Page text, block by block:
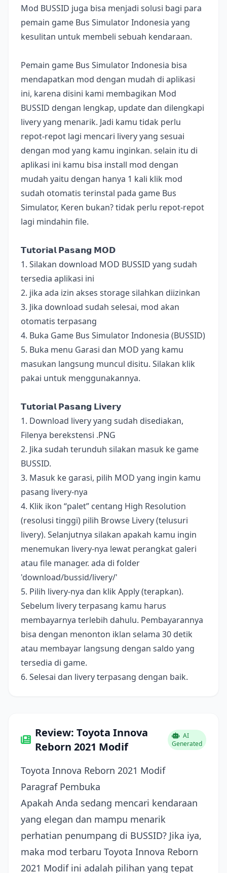
Mod BUSSID juga bisa menjadi solusi bagi para
pemain game Bus Simulator Indonesia yang
kesulitan untuk membeli sebuah kendaraan.
Pemain game Bus Simulator Indonesia bisa
mendapatkan mod dengan mudah di aplikasi
ini, karena disini kami membagikan Mod
BUSSID dengan lengkap, update dan dilengkapi
livery yang menarik. Jadi kamu tidak perlu
repot-repot lagi mencari livery yang sesuai
dengan mod yang kamu inginkan. selain itu di
aplikasi ini kamu bisa install mod dengan
mudah yaitu dengan hanya 1 kali klik mod
sudah otomatis terinstal pada game Bus
Simulator, Keren bukan? tidak perlu repot-repot
lagi mindahin file.
𝗧𝘂𝘁𝗼𝗿𝗶𝗮𝗹 𝗣𝗮𝘀𝗮𝗻𝗴 𝗠𝗢𝗗
1. Silakan download MOD BUSSID yang sudah
tersedia aplikasi ini
2. jika ada izin akses storage silahkan diizinkan
3. Jika download sudah selesai, mod akan
otomatis terpasang
4. Buka Game Bus Simulator Indonesia (BUSSID)
5. Buka menu Garasi dan MOD yang kamu
masukan langsung muncul disitu. Silakan klik
pakai untuk menggunakannya.
𝗧𝘂𝘁𝗼𝗿𝗶𝗮𝗹 𝗣𝗮𝘀𝗮𝗻𝗴 𝗟𝗶𝘃𝗲𝗿𝘆
1. Download livery yang sudah disediakan,
Filenya berekstensi .PNG
2. Jika sudah terunduh silakan masuk ke game
BUSSID.
3. Masuk ke garasi, pilih MOD yang ingin kamu
pasang livery-nya
4. Klik ikon “palet” centang High Resolution
(resolusi tinggi) pilih Browse Livery (telusuri
livery). Selanjutnya silakan apakah kamu ingin
menemukan livery-nya lewat perangkat galeri
atau file manager. ada di folder
'download/bussid/livery/'
5. Pilih livery-nya dan klik Apply (terapkan).
Sebelum livery terpasang kamu harus
membayarnya terlebih dahulu. Pembayarannya
bisa dengan menonton iklan selama 30 detik
atau membayar langsung dengan saldo yang
tersedia di game.
6. Selesai dan livery terpasang dengan baik.
Review: Toyota Innova
Reborn 2021 Modif
AI
Generated
Toyota Innova Reborn 2021 Modif
Paragraf Pembuka
Apakah Anda sedang mencari kendaraan
yang elegan dan mampu menarik
perhatian penumpang di BUSSID? Jika iya,
maka mod terbaru Toyota Innova Reborn
2021 Modif ini adalah pilihan yang tepat